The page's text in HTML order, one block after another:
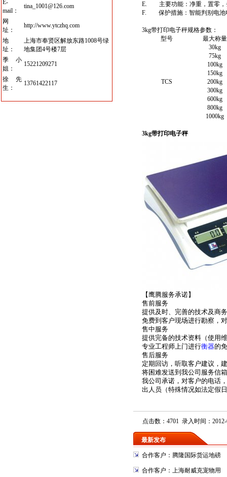
E-
mail：
tina_1001@126.com
网
址：
http://www.ytczhq.com
地
址：
上海市奉贤区解放东路1008号绿
地集团4号楼7层
季小
姐：
15221209271
徐先
生：
13761422117
E. 主要功能：净重，置零，
F. 保护措施：智能判别电池
3kg带打印电子秤规格参数：
型号
最大称量
TCS
30kg
75kg
100kg
150kg
200kg
300kg
600kg
800kg
1000kg
3kg带打印电子秤
【鹰腾服务承诺】
售前服务
提供及时、完善的技术及商
免费到客户现场进行勘察，
售中服务
提供完备的技术资料（使用
专业工程师上门进行衡器的
售后服务
定期回访，听取客户建议，
将困难发送到我公司服务信箱
我公司承诺，对客户的电话
出人员（特殊情况如法定假
点击数：4701 录入时间：
最新发布
合作客户：腾隆国际货运地磅
合作客户：上海耐威克宠物用